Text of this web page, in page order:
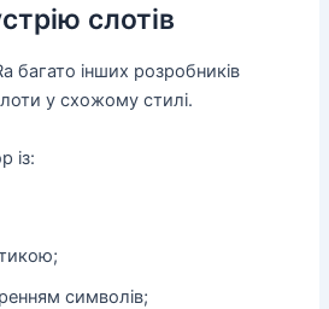
слотів
багато інших розробників
у схожому стилі.
із:
символів;